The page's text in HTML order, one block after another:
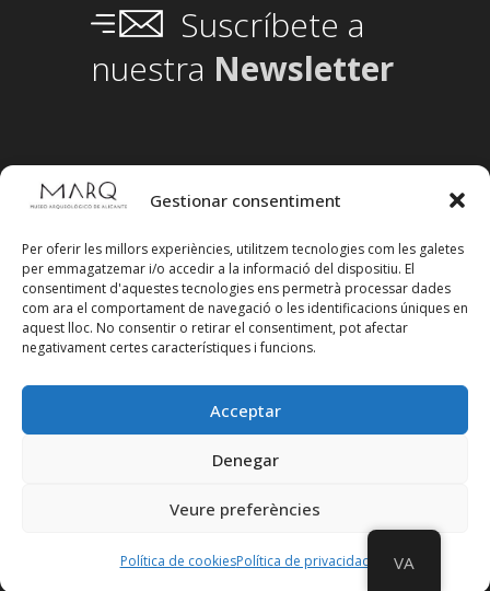
Gestionar consentiment
Per oferir les millors experiències, utilitzem tecnologies com les galetes
per emmagatzemar i/o accedir a la informació del dispositiu. El
consentiment d'aquestes tecnologies ens permetrà processar dades
com ara el comportament de navegació o les identificacions úniques en
aquest lloc. No consentir o retirar el consentiment, pot afectar
negativament certes característiques i funcions.
Acceptar
Denegar
Veure preferències
Política de cookiesPolítica de privacidad
Suscríbete a
nuestra Newsletter
Segueix-nos en xarxes socials
VA